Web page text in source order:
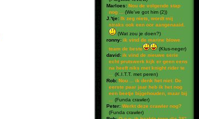
Marloes: Nou de volgende stap
nog ...
(We've got him (2))
J.'tje: Ik zeg niets, wordt mij
straks ook een oor aangenaaid.
(Wat zou je doen?)
ronny: ik vind de marine blowe
team de beste
(Klus-neger)
david: ik vind de nieuwe serie
echt prutswerk kijk er geen eens
na heeft niks met knight rider te
(K.I.T.T. met peren)
Rob: Nou ... ik denk het niet. De
eerste paar jaar heb ik het nog
een beetje bijgehouden, maar bij
(Funda crawler)
Peter: Werkt deze crawler nog?
(Funda crawler)